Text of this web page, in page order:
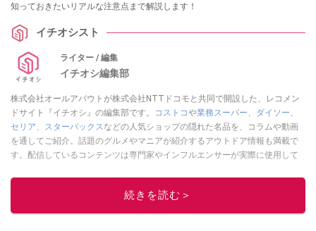
知っておきたいリアルな注意点まで解説します！
イチオシスト
ライター / 編集
イチオシ編集部
株式会社オールアバウトが株式会社NTTドコモと共同で開設した、レコメン
ドサイト『イチオシ』の編集部です。
コストコや業務スーパー ダイソー
セリア
スターバックス などの人気ショップの隠れた名品を、コラムや動画
を通してご紹介。話題のグルメやマニアが紹介するアウトドア情報も満載で
す。配信しているコンテンツは専門家やインフルエンサーが実際に使用して
ニュースでフォロー
続きを読む＞